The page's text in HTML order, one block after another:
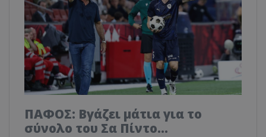
ΠΑΦΟΣ: Βγάζει μάτια για το
σύνολο του Σα Πίντο...